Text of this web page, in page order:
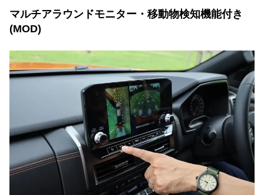
マルチアラウンドモニター・移動物検知機能付き
(MOD)